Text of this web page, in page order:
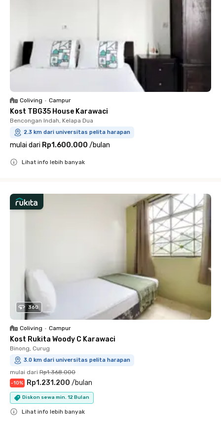
Coliving • Campur
Kost TBG35 House Karawaci
Bencongan Indah, Kelapa Dua
2.3 km dari universitas pelita harapan
mulai dari Rp1.600.000 /bulan
Lihat info lebih banyak
360
Coliving • Campur
Kost Rukita Woody C Karawaci
Binong, Curug
3.0 km dari universitas pelita harapan
mulai dari Rp1.368.000
-10% Rp1.231.200 /bulan
Diskon sewa min. 12 Bulan
Lihat info lebih banyak